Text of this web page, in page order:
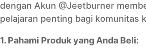
dengan Akun @Jeetburner
pelajaran penting bagi komunitas
1. Pahami Produk yang Anda Beli: